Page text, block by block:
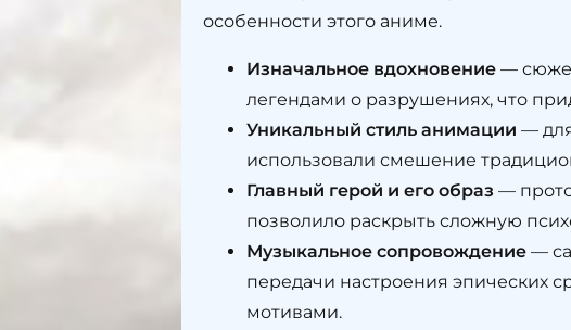
особенности этого аниме.
Изначальное вдохновение —
легендами о разрушениях, что
Уникальный стиль анимации —
использовали смешение
Главный герой и его образ —
позволило раскрыть сложную
Музыкальное сопровождение —
передачи настроения эпических
мотивами.